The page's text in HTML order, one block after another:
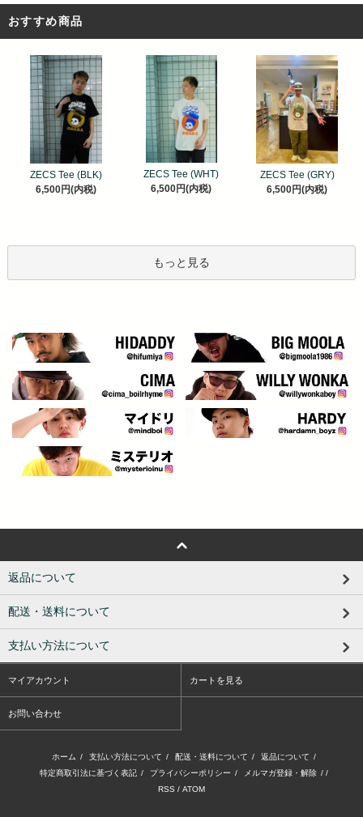
おすすめ商品
ZECS Tee (BLK)
6,500円(内税)
ZECS Tee (WHT)
6,500円(内税)
ZECS Tee (GRY)
6,500円(内税)
もっと見る
返品について
配送・送料について
支払い方法について
マイアカウント カートを見る
お問い合わせ
ホーム / 支払い方法について / 配送・送料について / 返品について /
特定商取引法に基づく表記 / プライバシーポリシー / メルマガ登録・解除 / /
RSS / ATOM